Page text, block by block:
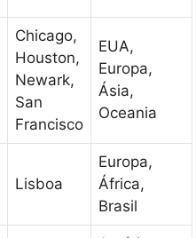
Chicago,
Houston,
Newark,
San
Francisco
EUA,
Europa,
Ásia,
Oceania
Lisboa
Europa,
África,
Brasil